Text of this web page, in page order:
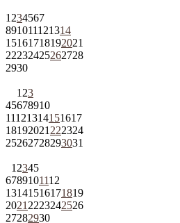
1 234567
891011121314
15161718192021
22232425262728
2930
1 23
45678910
11121314151617
18192021 222324
25262728293031
1 2345
6789101112
13141516171819
2021 2223242526
27282930